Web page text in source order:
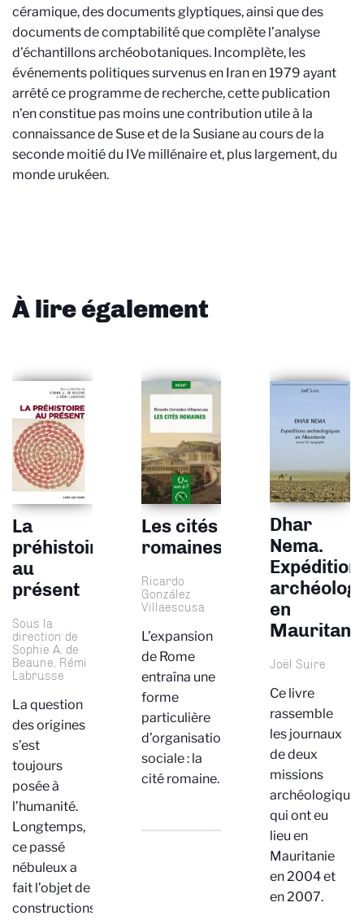
céramique, des documents glyptiques, ainsi que des
documents de comptabilité que complète l’analyse
d’échantillons archéobotaniques. Incomplète, les
événements politiques survenus en Iran en 1979 ayant
arrêté ce programme de recherche, cette publication
n’en constitue pas moins une contribution utile à la
connaissance de Suse et de la Susiane au cours de la
seconde moitié du IVe millénaire et, plus largement, du
monde urukéen.
À lire également
La
préhistoire
au
présent
Sous la
direction de
Sophie A. de
Beaune, Rémi
Labrusse
La question
des origines
s’est
toujours
posée à
l’humanité.
Longtemps,
ce passé
nébuleux a
fait l’objet de
constructions
Les cités
romaines
Ricardo
González
Villaescusa
L’expansion
de Rome
entraîna une
forme
particulière
d’organisation
sociale : la
cité romaine.
Dhar
Nema.
en
Joël Suire
Ce livre
rassemble
les journaux
de deux
missions
archéologiques
qui ont eu
lieu en
Mauritanie
en 2004 et
en 2007.